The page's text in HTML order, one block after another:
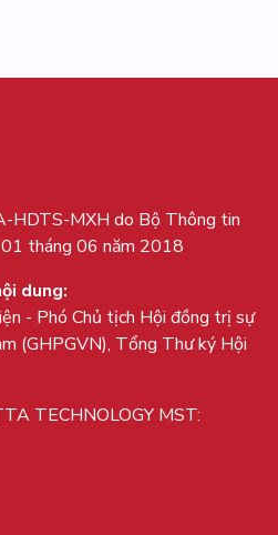
HDTS-MXH do Bộ Thông tin
tháng 06 năm 2018
dung:
- Phó Chủ tịch Hội đồng trị sự
(GHPGVN), Tổng Thư ký Hội
TECHNOLOGY MST: